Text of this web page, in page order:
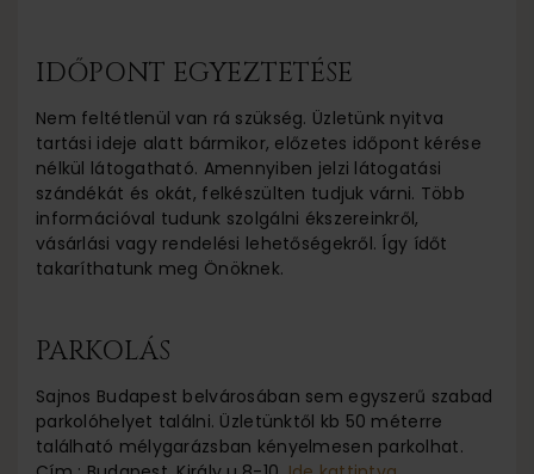
IDŐPONT EGYEZTETÉSE
Nem feltétlenül van rá szükség. Üzletünk nyitva
tartási ideje alatt bármikor, előzetes időpont kérése
nélkül látogatható. Amennyiben jelzi látogatási
szándékát és okát, felkészülten tudjuk várni. Több
információval tudunk szolgálni ékszereinkről,
vásárlási vagy rendelési lehetőségekről. Így ídőt
takaríthatunk meg Önöknek.
PARKOLÁS
Sajnos Budapest belvárosában sem egyszerű szabad
parkolóhelyet találni. Üzletünktől kb 50 méterre
található mélygarázsban kényelmesen parkolhat.